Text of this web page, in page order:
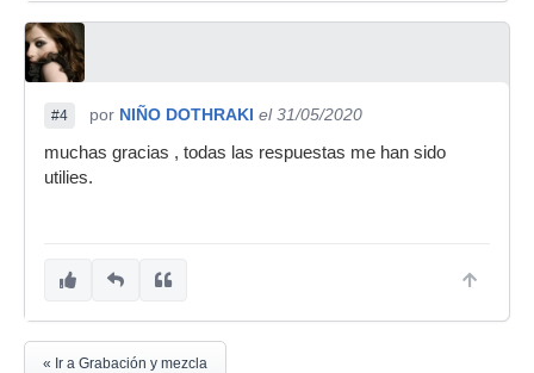
#4 por NIÑO DOTHRAKI el 31/05/2020
muchas gracias , todas las respuestas me han sido
utilies.
« Ir a Grabación y mezcla